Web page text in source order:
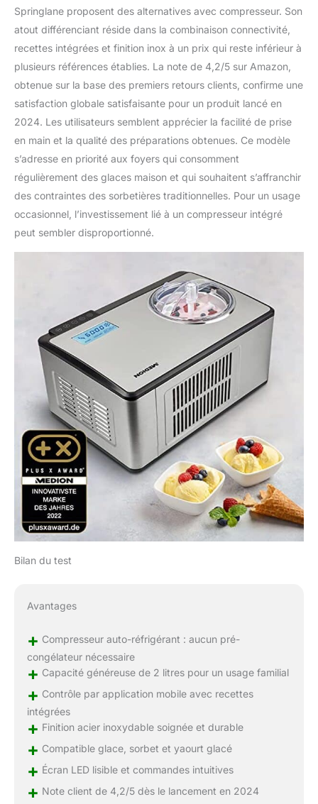
Springlane proposent des alternatives avec compresseur. Son
atout différenciant réside dans la combinaison connectivité,
recettes intégrées et finition inox à un prix qui reste inférieur à
plusieurs références établies. La note de 4,2/5 sur Amazon,
obtenue sur la base des premiers retours clients, confirme une
satisfaction globale satisfaisante pour un produit lancé en
2024. Les utilisateurs semblent apprécier la facilité de prise
en main et la qualité des préparations obtenues. Ce modèle
s’adresse en priorité aux foyers qui consomment
régulièrement des glaces maison et qui souhaitent s’affranchir
des contraintes des sorbetières traditionnelles. Pour un usage
occasionnel, l’investissement lié à un compresseur intégré
peut sembler disproportionné.
Bilan du test
Avantages
+ Compresseur auto-réfrigérant : aucun pré-
congélateur nécessaire
+ Capacité généreuse de 2 litres pour un usage familial
+ Contrôle par application mobile avec recettes
intégrées
+ Finition acier inoxydable soignée et durable
+ Compatible glace, sorbet et yaourt glacé
+ Écran LED lisible et commandes intuitives
+ Note client de 4,2/5 dès le lancement en 2024